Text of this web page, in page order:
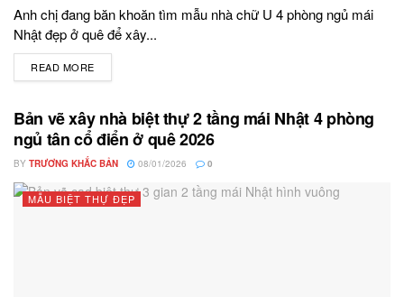
Anh chị đang băn khoăn tìm mẫu nhà chữ U 4 phòng ngủ mái
Nhật đẹp ở quê để xây...
READ MORE
Bản vẽ xây nhà biệt thự 2 tầng mái Nhật 4 phòng
ngủ tân cổ điển ở quê 2026
BY TRƯƠNG KHẮC BẢN 08/01/2026 0
MẪU BIỆT THỰ ĐẸP